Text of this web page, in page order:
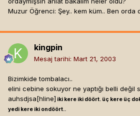
Muzur Öğrenci: Şey.. kem küm.. Ben orda
kingpin
Mesaj tarihi: Mart 21, 2003
Bizimkide tombalacı..
elini cebine sokuyor ne yaptığı belli değil
auhsdjsa[hline] iki kere iki döört. üç kere üç
yedi kere iki ondöört..